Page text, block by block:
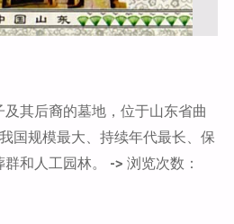
其后裔的墓地，位于山东省曲
国规模最大、持续年代最长、保
和人工园林。 -> 浏览次数：